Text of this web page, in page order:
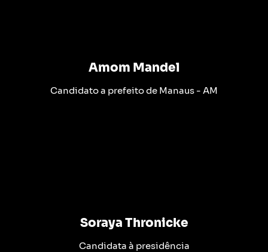
Amom Mandel
Candidato a prefeito de Manaus - AM
Soraya Thronicke
Candidata à presidência